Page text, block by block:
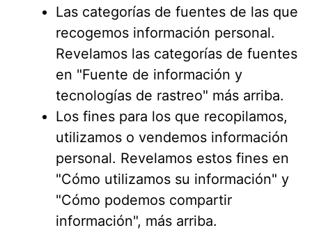
Las categorías de fuentes de las que
recogemos información personal.
Revelamos las categorías de fuentes
en "Fuente de información y
tecnologías de rastreo" más arriba.
Los fines para los que recopilamos,
utilizamos o vendemos información
personal. Revelamos estos fines en
"Cómo utilizamos su información" y
"Cómo podemos compartir
información", más arriba.